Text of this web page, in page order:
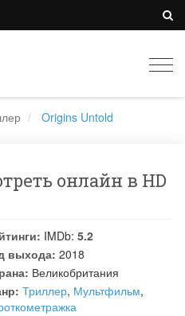
Origins Untold
онлайн в HD
IMDb: 5.2
выхода: 2018
Великобритания
Триллер, Мультфильм,